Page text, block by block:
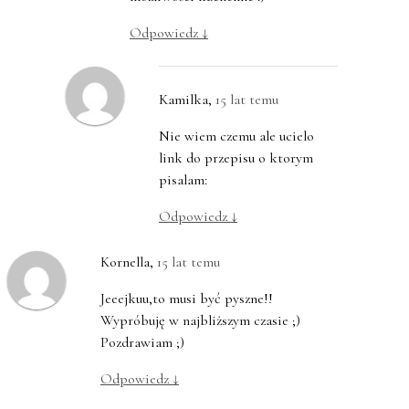
Odpowiedz ↓
Kamilka, 15 lat temu
Nie wiem czemu ale ucielo
link do przepisu o ktorym
pisalam:
Odpowiedz ↓
Kornella, 15 lat temu
Jeeejkuu,to musi być pyszne!!
Wypróbuję w najbliższym czasie ;)
Pozdrawiam ;)
Odpowiedz ↓